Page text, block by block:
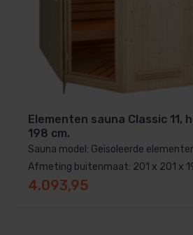
Elementen sauna Classic 11,
198 cm.
Sauna model: Geïsoleerde
Afmeting buitenmaat: 201 x 201 x
4.093,95